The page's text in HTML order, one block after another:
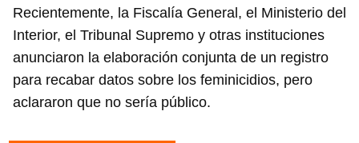
Recientemente, la Fiscalía General, el Ministerio del
Interior, el Tribunal Supremo y otras instituciones
anunciaron la elaboración conjunta de un registro
para recabar datos sobre los feminicidios, pero
aclararon que no sería público.